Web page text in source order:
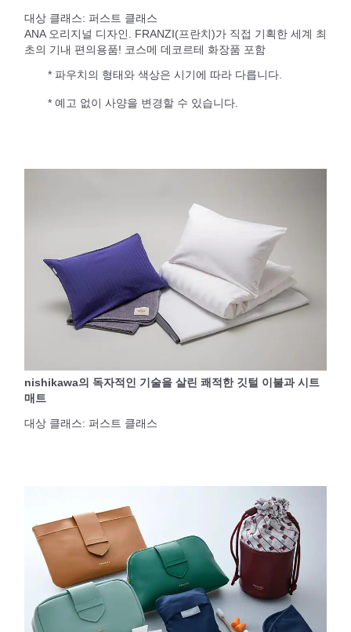
대상 클래스: 퍼스트 클래스
ANA 오리지널 디자인. FRANZI(프란치)가 직접 기획한 세계 최
초의 기내 편의용품! 코스메 데코르테 화장품 포함
* 파우치의 형태와 색상은 시기에 따라 다릅니다.
* 예고 없이 사양을 변경할 수 있습니다.
nishikawa의 독자적인 기술을 살린 쾌적한 깃털 이불과 시트
매트
대상 클래스: 퍼스트 클래스